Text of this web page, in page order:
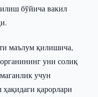
бўйича вакил
маълум қилишича,
уни солиқ
учун
қарорлари